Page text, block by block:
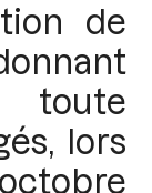
de
toute
lors